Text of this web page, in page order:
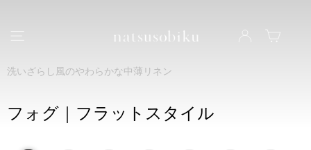
natsusobiku
洗いざらし風のやわらかな中薄リネン
フォグ｜フラットスタイル